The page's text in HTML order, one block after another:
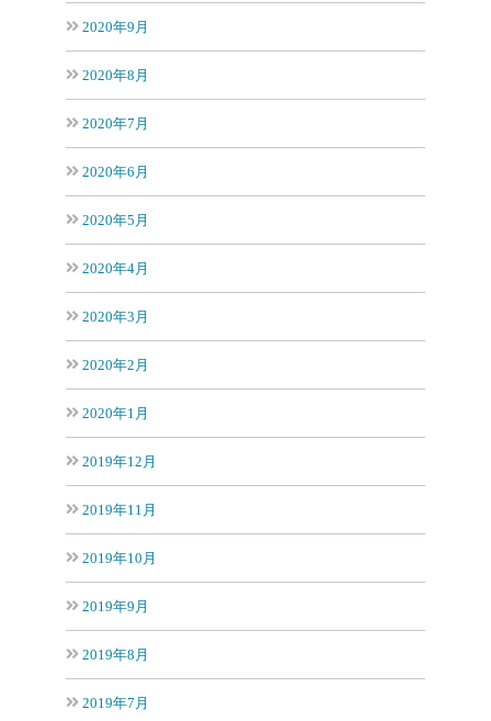
2020年9月
2020年8月
2020年7月
2020年6月
2020年5月
2020年4月
2020年3月
2020年2月
2020年1月
2019年12月
2019年11月
2019年10月
2019年9月
2019年8月
2019年7月